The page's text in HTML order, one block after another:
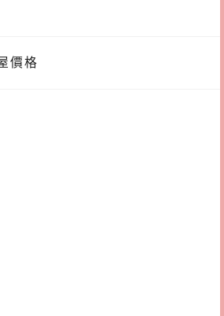
價格